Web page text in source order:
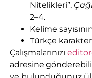
Nitelikleri”,
2–4.
Kelime
Türkçe
Çalışmalarınızı
adresine